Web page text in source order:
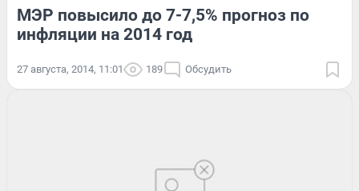
МЭР повысило до 7-7,5% прогноз по
инфляции на 2014 год
27 августа, 2014, 11:01 189 Обсудить